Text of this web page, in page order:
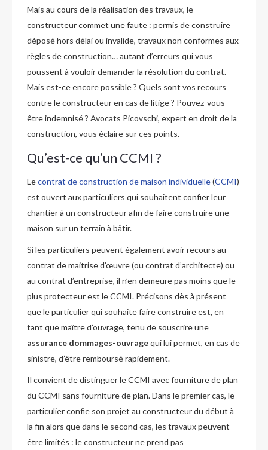
Mais au cours de la réalisation des travaux, le
constructeur commet une faute : permis de construire
déposé hors délai ou invalide, travaux non conformes aux
règles de construction… autant d’erreurs qui vous
poussent à vouloir demander la résolution du contrat.
Mais est-ce encore possible ? Quels sont vos recours
contre le constructeur en cas de litige ? Pouvez-vous
être indemnisé ? Avocats Picovschi, expert en droit de la
construction, vous éclaire sur ces points.
Qu’est-ce qu’un CCMI ?
Lecontrat de construction de maison individuelle(CCMI)
est ouvert aux particuliers qui souhaitent confier leur
chantier à un constructeur afin de faire construire une
maison sur un terrain à bâtir.
Si les particuliers peuvent également avoir recours au
contrat de maitrise d’œuvre (ou contrat d’architecte) ou
au contrat d’entreprise, il n’en demeure pas moins que le
plus protecteur est le CCMI. Précisons dès à présent
que le particulier qui souhaite faire construire est, en
tant que maître d’ouvrage, tenu de souscrire une
assurance dommages-ouvragequi lui permet, en cas de
sinistre, d’être remboursé rapidement.
Il convient de distinguer le CCMI avec fourniture de plan
du CCMI sans fourniture de plan. Dans le premier cas, le
particulier confie son projet au constructeur du début à
la fin alors que dans le second cas, les travaux peuvent
être limités : le constructeur ne prend pas